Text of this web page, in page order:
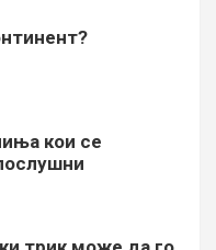
кои се